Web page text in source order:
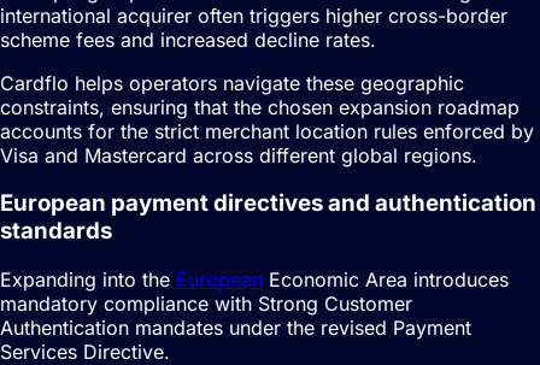
international acquirer often triggers higher cross-border
scheme fees and increased decline rates.
Cardflo helps operators navigate these geographic
constraints, ensuring that the chosen expansion roadmap
accounts for the strict merchant location rules enforced by
Visa and Mastercard across different global regions.
European payment directives and authentication
standards
Expanding into the European Economic Area introduces
mandatory compliance with Strong Customer
Authentication mandates under the revised Payment
Services Directive.